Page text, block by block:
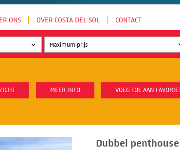
ONS OVER COSTA DEL SOL CONTACT
MEER INFO VOEG TOE AAN
Dubbel